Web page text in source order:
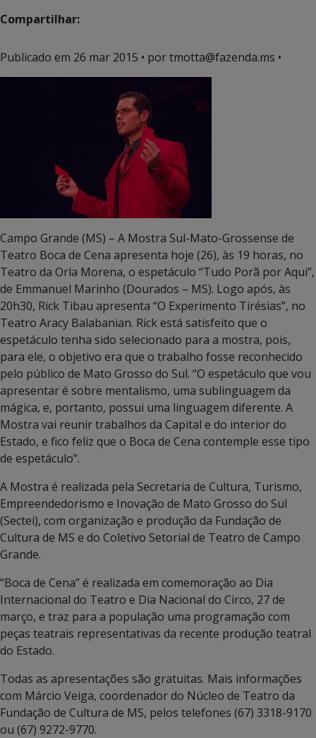
Compartilhar:
Publicado em 26 mar 2015 • por tmotta@fazenda.ms •
Campo Grande (MS) – A Mostra Sul-Mato-Grossense de
Teatro Boca de Cena apresenta hoje (26), às 19 horas, no
Teatro da Orla Morena, o espetáculo “Tudo Porã por Aqui”,
de Emmanuel Marinho (Dourados – MS). Logo após, às
20h30, Rick Tibau apresenta “O Experimento Tirésias”, no
Teatro Aracy Balabanian. Rick está satisfeito que o
espetáculo tenha sido selecionado para a mostra, pois,
para ele, o objetivo era que o trabalho fosse reconhecido
pelo público de Mato Grosso do Sul. “O espetáculo que vou
apresentar é sobre mentalismo, uma sublinguagem da
mágica, e, portanto, possui uma linguagem diferente. A
Mostra vai reunir trabalhos da Capital e do interior do
Estado, e fico feliz que o Boca de Cena contemple esse tipo
de espetáculo”.
A Mostra é realizada pela Secretaria de Cultura, Turismo,
Empreendedorismo e Inovação de Mato Grosso do Sul
(Sectei), com organização e produção da Fundação de
Cultura de MS e do Coletivo Setorial de Teatro de Campo
Grande.
“Boca de Cena” é realizada em comemoração ao Dia
Internacional do Teatro e Dia Nacional do Circo, 27 de
março, e traz para a população uma programação com
peças teatrais representativas da recente produção teatral
do Estado.
Todas as apresentações são gratuitas. Mais informações
com Márcio Veiga, coordenador do Núcleo de Teatro da
Fundação de Cultura de MS, pelos telefones (67) 3318-9170
ou (67) 9272-9770.